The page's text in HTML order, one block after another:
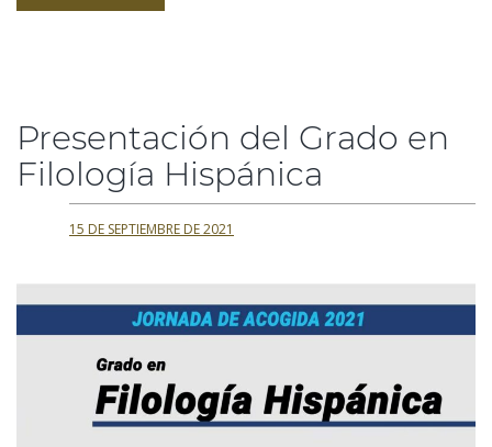
Presentación del Grado en
Filología Hispánica
15 DE SEPTIEMBRE DE 2021